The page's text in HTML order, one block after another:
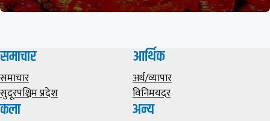
समाचार
समाचार
सुदूरपश्चिम प्रदेश
आर्थिक
अर्थ/व्यापार
विनिमयदर
कला अन्य